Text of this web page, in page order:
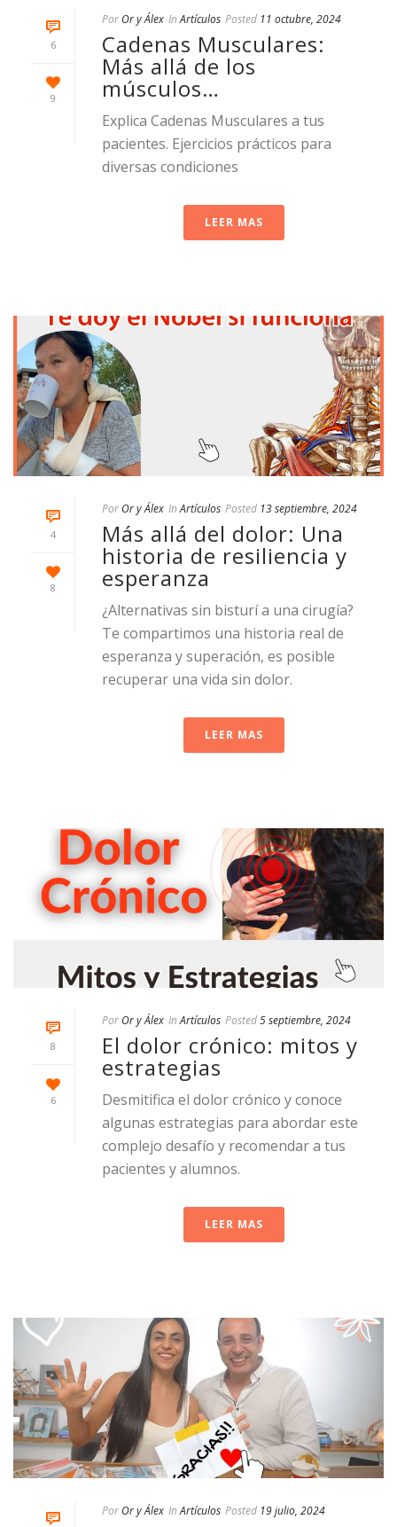
6
9
Por Or y Álex In Artículos Posted 11 octubre, 2024
Cadenas Musculares:
Más allá de los
músculos…
Explica Cadenas Musculares a tus
pacientes. Ejercicios prácticos para
diversas condiciones
LEER MAS
4
8
Por Or y Álex In Artículos Posted 13 septiembre, 2024
Más allá del dolor: Una
historia de resiliencia y
esperanza
¿Alternativas sin bisturí a una cirugía?
Te compartimos una historia real de
esperanza y superación, es posible
recuperar una vida sin dolor.
LEER MAS
8
6
Por Or y Álex In Artículos Posted5 septiembre, 2024
El dolor crónico: mitos y
estrategias
Desmitifica el dolor crónico y conoce
algunas estrategias para abordar este
complejo desafío y recomendar a tus
pacientes y alumnos.
LEER MAS
Por Or y Álex In Artículos Posted 19 julio, 2024